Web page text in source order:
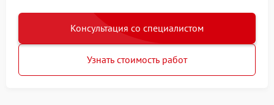
Консультация со специалистом
Узнать стоимость работ